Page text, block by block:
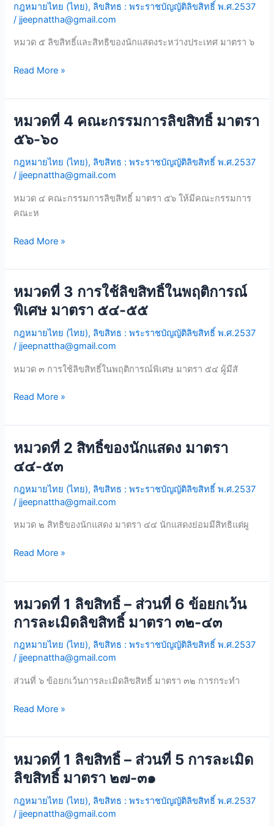
กฎหมายไทย (ไทย), ลิขสิทธ : พระราชบัญญัติลิขสิทธิ์ พ.ศ.2537
/ jjeepnattha@gmail.com
หมวด ๕ ลิขสิทธิ์และสิทธิของนักแสดงระหว่างประเทศ มาตรา ๖
ลิขสิทธิ์
และ
นัก
มาตรา
๖๑ก
Read More »
หมวดที่ 4 คณะกรรมการลิขสิทธิ์ มาตรา
๕๖-๖๐
กฎหมายไทย (ไทย), ลิขสิทธ : พระราชบัญญัติลิขสิทธิ์ พ.ศ.2537
/ jjeepnattha@gmail.com
หมวด ๔ คณะกรรมการลิขสิทธิ์ มาตรา ๕๖ ให้มีคณะกรรมการ
คณะห
หมวด
ที่
คณะ
กรรมการ
Read More »
หมวดที่ 3 การใช้ลิขสิทธิ์ในพฤติการณ์
พิเศษ มาตรา ๕๔-๕๕
กฎหมายไทย (ไทย), ลิขสิทธ : พระราชบัญญัติลิขสิทธิ์ พ.ศ.2537
/ jjeepnattha@gmail.com
หมวด ๓ การใช้ลิขสิทธิ์ในพฤติการณ์พิเศษ มาตรา ๕๔ ผู้มีสั
หมวด
ที่
3
การ
ใช้
พฤติการณ์
Read More »
หมวดที่ 2 สิทธิ์ของนักแสดง มาตรา
๔๔-๕๓
กฎหมายไทย (ไทย), ลิขสิทธ : พระราชบัญญัติลิขสิทธิ์ พ.ศ.2537
/ jjeepnattha@gmail.com
หมวด ๒ สิทธิของนักแสดง มาตรา ๔๔ นักแสดงย่อมมีสิทธิแต่ผู
หมวด
2
สิทธิ์
ของ
มาตรา
Read More »
หมวดที่ 1 ลิขสิทธิ์ – ส่วนที่ 6 ข้อยกเว้น
การละเมิดลิขสิทธิ์ มาตรา ๓๒-๔๓
กฎหมายไทย (ไทย), ลิขสิทธ : พระราชบัญญัติลิขสิทธิ์ พ.ศ.2537
/ jjeepnattha@gmail.com
ส่วนที่ ๖ ข้อยกเว้นการละเมิดลิขสิทธิ์ มาตรา ๓๒ การกระทำ
หมวด
ที่
1
ลิขสิทธิ์
–
ส่วน
6
ยกเว้น
ละเมิด
ลิขสิทธิ์
๓๒-๔๓
Read More »
หมวดที่ 1 ลิขสิทธิ์ – ส่วนที่ 5 การละเมิด
ลิขสิทธิ์ มาตรา ๒๗-๓๑
กฎหมายไทย (ไทย), ลิขสิทธ : พระราชบัญญัติลิขสิทธิ์ พ.ศ.2537
/ jjeepnattha@gmail.com
หมวด
ที่
ลิขสิทธิ์
–